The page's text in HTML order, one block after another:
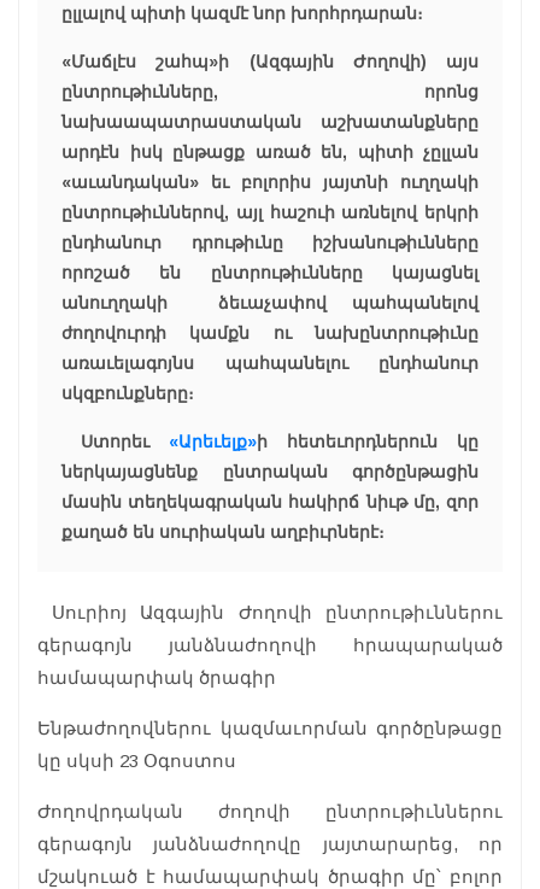
ըլլալով պիտի կազմէ նոր խորհրդարան։
«Մաճլէս շահպ»ի (Ազգային Ժողովի) այս
ընտրութիւնները, որոնց
նախաապատրաստական աշխատանքները
արդէն իսկ ընթացք առած են, պիտի չըլլան
«աւանդական» եւ բոլորիս յայտնի ուղղակի
ընտրութիւններով, այլ հաշուի առնելով երկրի
ընդհանուր դրութիւնը իշխանութիւնները
որոշած են ընտրութիւնները կայացնել
անուղղակի ձեւաչափով պահպանելով
ժողովուրդի կամքն ու նախընտրութիւնը
առաւելագոյնս պահպանելու ընդհանուր
սկզբունքները։
Ստորեւ «Արեւելք»ի հետեւորդներուն կը
ներկայացնենք ընտրական գործընթացին
մասին տեղեկագրական հակիրճ նիւթ մը, զոր
քաղած են սուրիական աղբիւրներէ։
Սուրիոյ Ազգային Ժողովի ընտրութիւններու
գերագոյն յանձնաժողովի հրապարակած
համապարփակ ծրագիր
Ենթաժողովներու կազմաւորման գործընթացը
կը սկսի 23 Օգոստոս
Ժողովրդական ժողովի ընտրութիւններու
գերագոյն յանձնաժողովը յայտարարեց, որ
մշակուած է համապարփակ ծրագիր մը՝ բոլոր